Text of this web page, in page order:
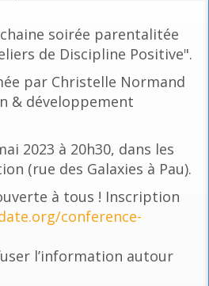
soirée parentalitée
de Discipline Positive".
par Christelle Normand
& développement
2023 à 20h30, dans les
(rue des Galaxies à Pau).
à tous ! Inscription
conference-
l’information autour